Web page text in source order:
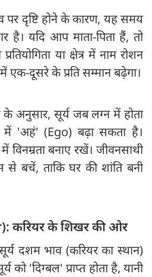
दृष्टि होने के कारण, यह समय
है। यदि आप माता-पिता हैं, तो
या क्षेत्र में नाम रोशन
एक-दूसरे के प्रति सम्मान बढ़ेगा।
के अनुसार, सूर्य जब लग्न में होता
में 'अहं' (Ego) बढ़ा सकता है।
विनम्रता बनाए रखें। जीवनसाथी
बचें, ताकि घर की शांति बनी
करियर के शिखर की ओर
दशम भाव (करियर का स्थान)
को 'दिग्बल' प्राप्त होता है, यानी